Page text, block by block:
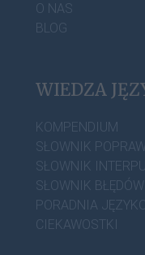
O NAS
BLOG
WIEDZA
KOMPENDIUM
SŁOWNIK
SŁOWNIK
SŁOWNIK
PORADNIA
CIEKAWOSTKI